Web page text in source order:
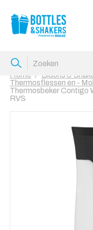
Home
Bidons &
Thermosflessen en -
Thermosbeker Contigo
RVS